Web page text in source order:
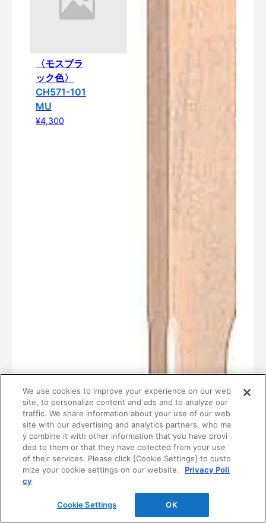
〈モスブラ
ック色〉
CH571-101
MU
¥4,300
We use cookies to improve your experience on our web
site, to personalize content and ads and to analyze our
traffic. We share information about your use of our web
site with our advertising and analytics partners, who ma
y combine it with other information that you have provi
ded to them or that they have collected from your use
of their services. Please click [Cookie Settings] to custo
mize your cookie settings on our website.
Privacy Poli
cy
Cookie Settings OK